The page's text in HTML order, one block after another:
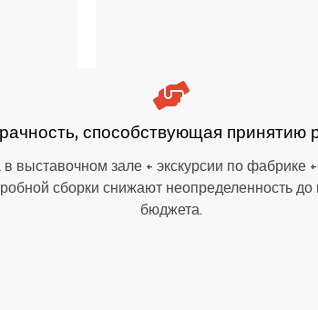
способствующая принятию
выставочном зале + экскурсии по фабрике
сборки снижают неопределенность
бюджета.